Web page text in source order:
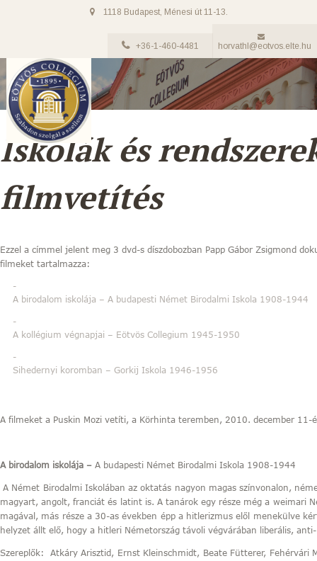
1118 Budapest, Ménesi út 11-13.
+36-1-460-4481 horvathl@eotvos.elte.hu
Iskolák és
filmvetítés
Ezzel a címmel jelent meg 3 dvd-s díszdobozban Papp Gábor Zsigmond
filmeket tartalmazza:
A birodalom iskolája – A budapesti Német Birodalmi Iskola 1908-1944
A kollégium végnapjai – Eötvös Collegium 1945-1950
Sihedernyi koromban – Gorkij Iskola 1946-1956
A filmeket a Puskin Mozi vetíti, a Körhinta teremben, 2010. december 11-
A birodalom iskolája – A budapesti Német Birodalmi Iskola 1908-1944
A Német Birodalmi Iskolában az oktatás nagyon magas színvonalon,
magyart, angolt, franciát és latint is. A tanárok egy része még a weimari
magával, más része a 30-as években épp a hitlerizmus elől menekülve
helyzet állt elő, hogy a hitleri Németország távoli végvárában liberális,
Szereplők: Atkáry Arisztid, Ernst Kleinschmidt, Beate Fütterer, Fehérvári